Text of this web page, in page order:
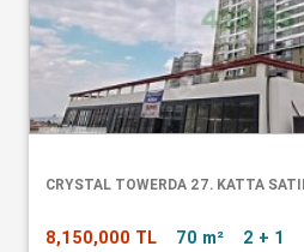
CRYSTAL TOWERDA 27. KATTA
8,150,000 TL 70 m² 2 + 1